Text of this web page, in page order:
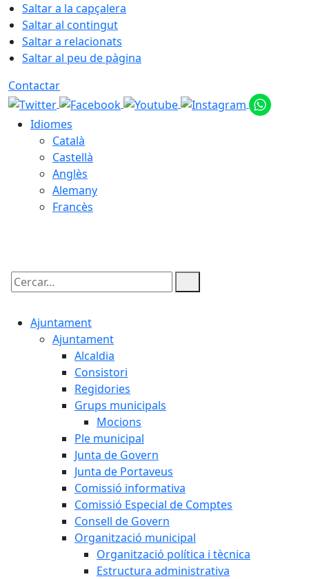
Saltar a la capçalera
Saltar al contingut
Saltar a relacionats
Saltar al peu de pàgina
Contactar
Idiomes
Català
Castellà
Anglès
Alemany
Francès
Cercar:
Ajuntament
Ajuntament
Alcaldia
Consistori
Regidories
Grups municipals
Mocions
Ple municipal
Junta de Govern
Junta de Portaveus
Comissió informativa
Comissió Especial de Comptes
Consell de Govern
Organització municipal
Organització política i tècnica
Estructura administrativa